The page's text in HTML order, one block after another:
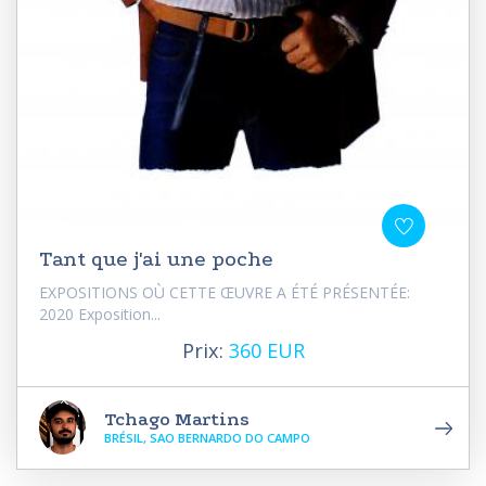
Tant que j'ai une poche
EXPOSITIONS OÙ CETTE ŒUVRE A ÉTÉ PRÉSENTÉE:
2020 Exposition...
Prix: 360 EUR
Tchago Martins
BRÉSIL, SAO BERNARDO DO CAMPO